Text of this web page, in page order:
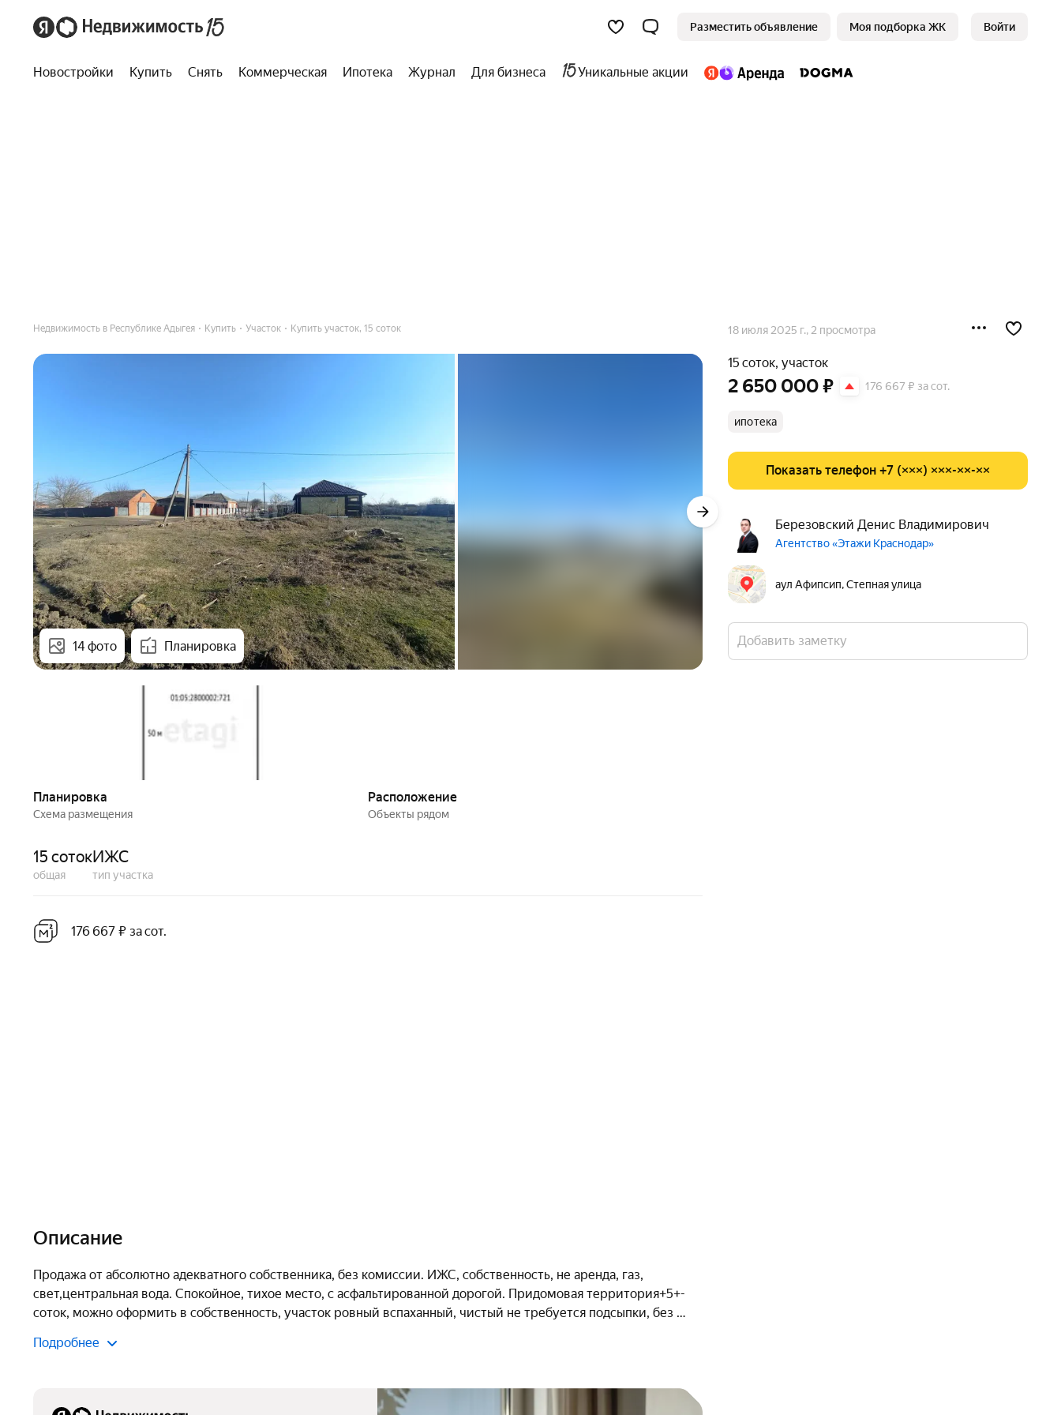
Разместить объявление Моя подборка ЖК Войти
Новостройки Купить Снять Коммерческая Ипотека Журнал Для бизнеса Уникальные акции
Недвижимость в Республике Адыгея Купить Участок Купить участок, 15 соток
14 фото Планировка
Планировка
Схема размещения
Расположение
Объекты рядом
18 июля 2025 г., 2 просмотра
15 соток, участок
2 650 000 ₽ 176 667 ₽ за сот.
ипотека
Показать телефон +7 (×××) ×××-××-××
аул Афипсип, Степная улица
Березовский Денис Владимирович
Агентство «Этажи Краснодар»
Добавить заметку
15 соток
общая
ИЖС
тип участка
176 667 ₽ за сот.
Описание
Продажа от абсолютно адекватного собственника, без комиссии. ИЖС, собственность, не аренда, газ,
свет,центральная вода. Спокойное, тихое место, с асфальтированной дорогой. Придомовая территория+5+-
соток, можно оформить в собственность, участок ровный вспаханный, чистый не требуется подсыпки, без
Подробнее